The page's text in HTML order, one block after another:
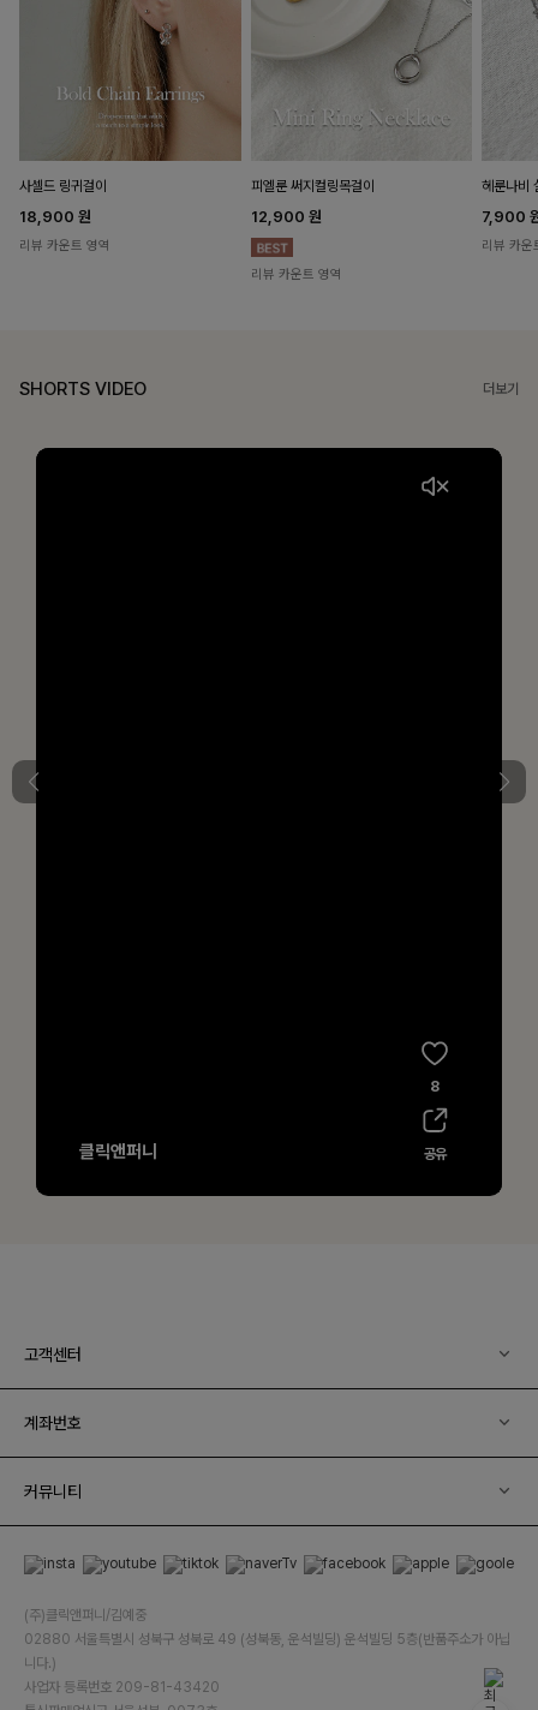
사셀드 링귀걸이
18,900 원
리뷰 카운트 영역
피엘룬 써지컬링목걸이
12,900 원
리뷰 카운트 영역
헤룬나비
7,900
리뷰 카운
SHORTS VIDEO 더보기
고객센터
계좌번호
커뮤니티
(주)클릭앤퍼니/김예중
02880 서울특별시 성북구 성북로 49 (성북동, 운석빌딩) 운석빌딩 5층(반품주소가 아닙
니다.)
사업자 등록번호 209-81-43420